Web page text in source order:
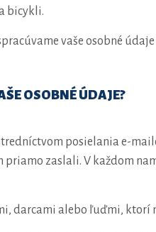
bicykli.
vaše osobné
OSOBNÉ ÚDAJE?
posielania e-
priamo zaslali. V každom
darcami alebo ľuďmi, ktorí